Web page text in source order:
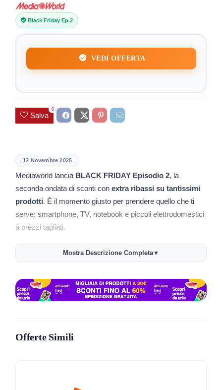
Black Friday Ep.2
VEDI OFFERTA
Salva
0
12 Novembre 2025
Mediaworld lancia BLACK FRIDAY Episodio 2, la
seconda ondata di sconti con extra ribassi su tantissimi
prodotti. È il momento giusto per prendere quello che ti
serve: smartphone, TV, notebook e piccoli elettrodomestici
a prezzi tagliati.
Gli sconti sono
direttamente alla pagina dedicata della promo per vedere
è limitata e le offerte terminano il19 novembre 2025 .
Come ottenere lo sconto
Mostra Descrizione Completa▼
Offerte Simili